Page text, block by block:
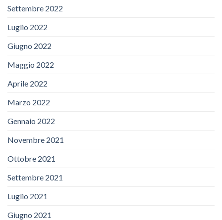
Settembre 2022
Luglio 2022
Giugno 2022
Maggio 2022
Aprile 2022
Marzo 2022
Gennaio 2022
Novembre 2021
Ottobre 2021
Settembre 2021
Luglio 2021
Giugno 2021